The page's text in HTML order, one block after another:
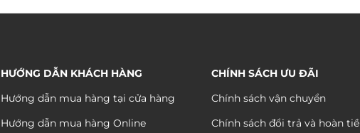
HƯỚNG DẪN KHÁCH HÀNG
Hướng dẫn mua hàng tại cửa hàng
Hướng dẫn mua hàng Online
CHÍNH SÁCH ƯU ĐÃI
Chính sách vận chuyển
Chính sách đổi trả và hoàn